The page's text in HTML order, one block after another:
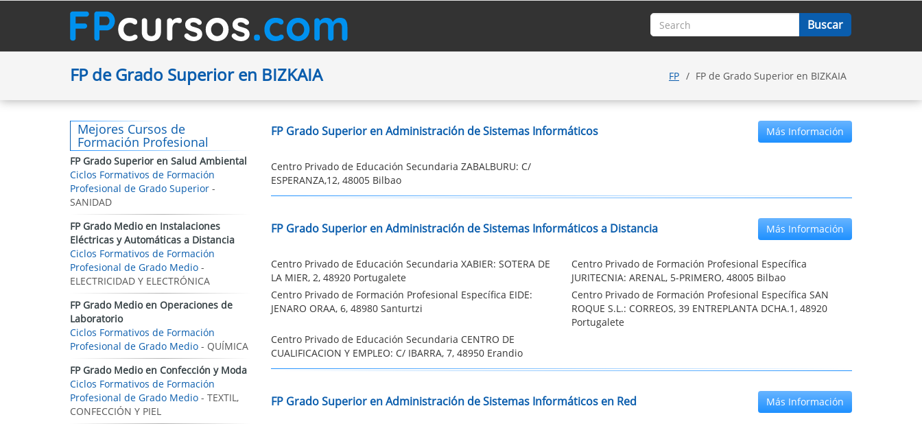
FP de Grado Superior en BIZKAIA FP FP de Grado Superior en BIZKAIA
FP Grado Superior en Administración de Sistemas Informáticos Más Información
Centro Privado de Educación Secundaria ZABALBURU: C/
ESPERANZA,12, 48005 Bilbao
FP Grado Superior en Administración de Sistemas Informáticos a Distancia Más Información
Centro Privado de Educación Secundaria XABIER: SOTERA DE
LA MIER, 2, 48920 Portugalete
Centro Privado de Formación Profesional Específica
JURITECNIA: ARENAL, 5-PRIMERO, 48005 Bilbao
Centro Privado de Formación Profesional Específica EIDE:
JENARO ORAA, 6, 48980 Santurtzi
Centro Privado de Formación Profesional Específica SAN
ROQUE S.L.: CORREOS, 39 ENTREPLANTA DCHA.1, 48920
Portugalete
Centro Privado de Educación Secundaria CENTRO DE
CUALIFICACION Y EMPLEO: C/ IBARRA, 7, 48950 Erandio
FP Grado Superior en Administración de Sistemas Informáticos en Red Más Información
Mejores Cursos de
Formación Profesional
FP Grado Superior en Salud Ambiental
Ciclos Formativos de Formación
Profesional de Grado Superior -
SANIDAD
FP Grado Medio en Instalaciones
Eléctricas y Automáticas a Distancia
Ciclos Formativos de Formación
Profesional de Grado Medio -
ELECTRICIDAD Y ELECTRÓNICA
FP Grado Medio en Operaciones de
Laboratorio
Ciclos Formativos de Formación
Profesional de Grado Medio - QUÍMICA
FP Grado Medio en Confección y Moda
Ciclos Formativos de Formación
Profesional de Grado Medio - TEXTIL,
CONFECCIÓN Y PIEL